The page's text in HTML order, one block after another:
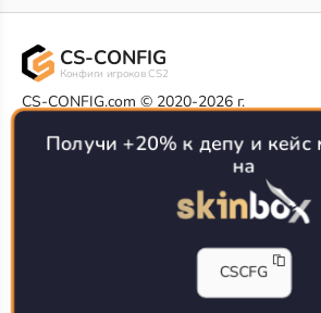
CS-CONFIG
Конфиги игроков CS2
CS-CONFIG.com © 2020-2026 г.
РЕКЛАМА НА САЙТЕ
Все доступные варианты размещения
Согласие на обработку данных
О CS-CONFIG.COM
CFG pro CS 2 - именно это мы и
проекте, иными словами мы
конфиги про игроков кс2
Получи +20% к депу и кейс
на
CSCFG